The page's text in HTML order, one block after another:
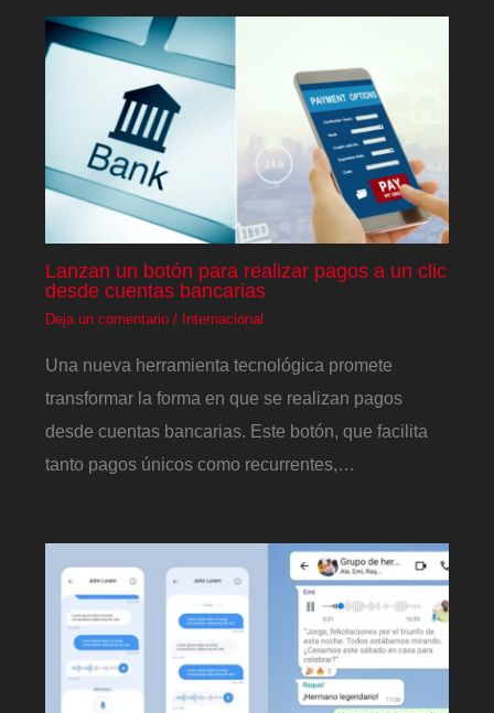
Lanzan un botón para realizar pagos a un clic
desde cuentas bancarias
Deja un comentario / Internacional
Una nueva herramienta tecnológica promete
transformar la forma en que se realizan pagos
desde cuentas bancarias. Este botón, que facilita
tanto pagos únicos como recurrentes,…